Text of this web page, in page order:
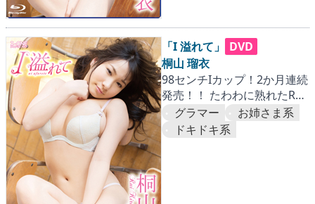
「I 溢れて」
DVD
桐山 瑠衣
98センチIカップ！2か月連続
発売！！ たわわに熟れたRUI
にとことん迫った第一弾。
『国内篇』
グラマー
お姉さま系
ドキドキ系